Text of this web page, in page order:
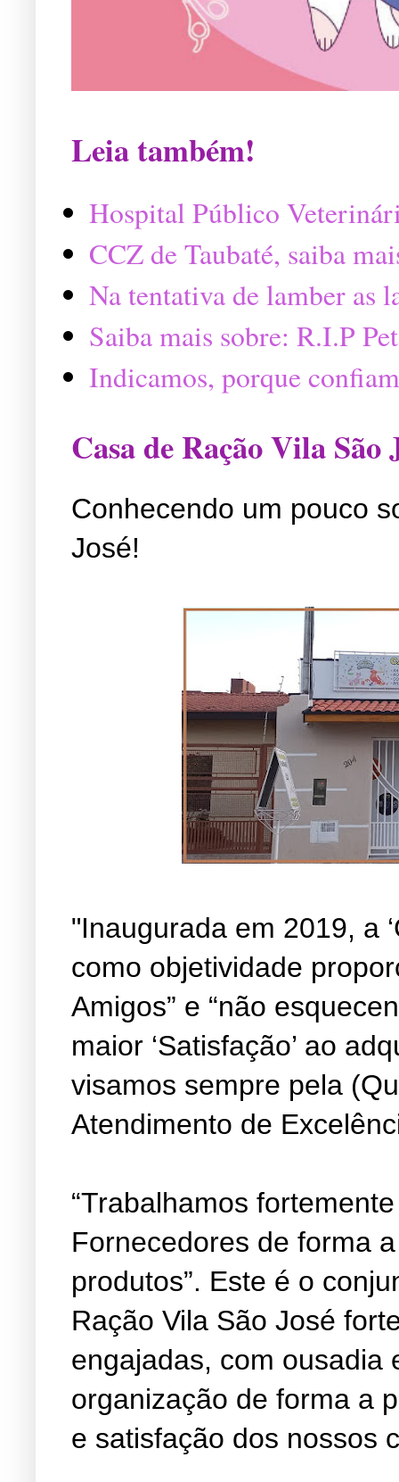
Leia também!
Hospital Público
CCZ de Taubaté, saiba
Na tentativa de lamber as
Saiba mais sobre: R.I.P
Indicamos, porque
Casa de Ração Vila São
Conhecendo um pouco
José!
"Inaugurada em 2019, a
como objetividade
Amigos” e “não
maior ‘Satisfação’ ao
visamos sempre pela
Atendimento de
“Trabalhamos
Fornecedores de forma
produtos”. Este é o
Ração Vila São José
engajadas, com ousadia
organização de forma a
e satisfação dos nossos